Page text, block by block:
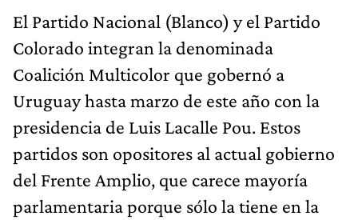
El Partido Nacional (Blanco) y el Partido
Colorado integran la denominada
Coalición Multicolor que gobernó a
Uruguay hasta marzo de este año con la
presidencia de Luis Lacalle Pou. Estos
partidos son opositores al actual gobierno
del Frente Amplio, que carece mayoría
parlamentaria porque sólo la tiene en la